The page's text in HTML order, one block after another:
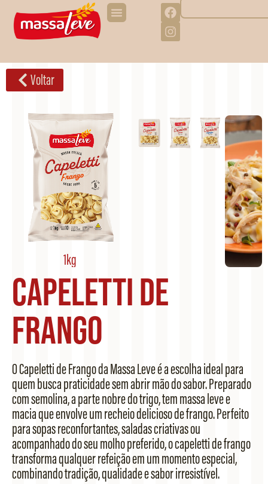
Voltar
1kg
Capeletti de
Frango
O Capeletti de Frango da Massa Leve é a escolha ideal para
quem busca praticidade sem abrir mão do sabor. Preparado
com semolina, a parte nobre do trigo, tem massa leve e
macia que envolve um recheio delicioso de frango. Perfeito
para sopas reconfortantes, saladas criativas ou
acompanhado do seu molho preferido, o capeletti de frango
transforma qualquer refeição em um momento especial,
combinando tradição, qualidade e sabor irresistível.